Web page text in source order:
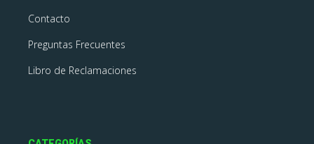
Contacto
Preguntas Frecuentes
Libro de Reclamaciones